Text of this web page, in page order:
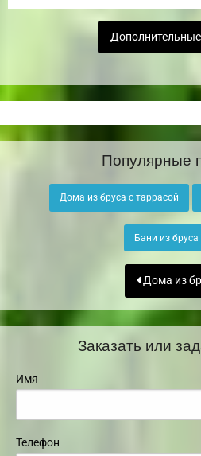
Дополнительные
Популярные
Дома из бруса с таррасой
Бани из бруса
Дома из
Заказать или
Имя
Телефон